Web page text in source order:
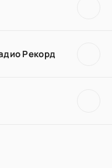
Рекорд